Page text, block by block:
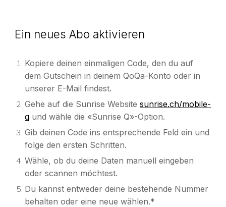
Ein neues Abo aktivieren
Kopiere deinen einmaligen Code, den du auf
dem Gutschein in deinem QoQa-Konto oder in
unserer E-Mail findest.
Gehe auf die Sunrise Websitesunrise.ch/mobile-
q und wähle die «Sunrise Q»-Option.
Gib deinen Code ins entsprechende Feld ein und
folge den ersten Schritten.
Wähle, ob du deine Daten manuell eingeben
oder scannen möchtest.
Du kannst entweder deine bestehende Nummer
behalten oder eine neue wählen.*